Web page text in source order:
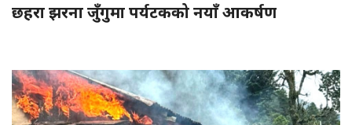
छहरा झरना जुँगुमा पर्यटकको नयाँ आकर्षण